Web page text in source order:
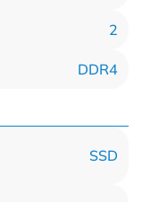
2
DDR4
SSD